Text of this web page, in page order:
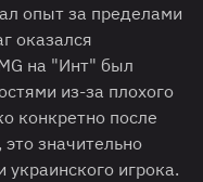
опыт за пределами
оказался
на "Инт" был
из-за плохого
конкретно после
значительно
игрока.